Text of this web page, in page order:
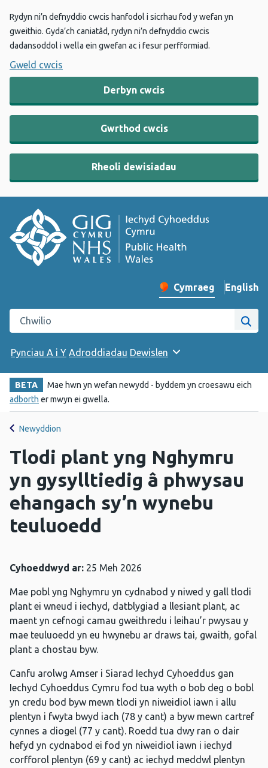
Rydyn ni’n defnyddio cwcis hanfodol i sicrhau fod y wefan yn
gweithio. Gyda’ch caniatâd, rydyn ni’n defnyddio cwcis
dadansoddol i wella ein gwefan ac i fesur perfformiad.
Gweld cwcis
Derbyn cwcis
Gwrthod cwcis
Rheoli dewisiadau
Newid iaith y wefan
Cymraeg English
–
Chwilio gwefan Iechyd Cyhoeddus Cymru
Pynciau A i Y Adroddiadau Dewislen
BETA
Mae hwn yn wefan newydd - byddem yn croesawu eich
adborth er mwyn ei gwella.
Newyddion
Tlodi plant yng Nghymru
yn gysylltiedig â phwysau
ehangach sy’n wynebu
teuluoedd
Cyhoeddwyd ar: 25 Meh 2026
Mae pobl yng Nghymru yn cydnabod y niwed y gall tlodi
plant ei wneud i iechyd, datblygiad a llesiant plant, ac
maent yn cefnogi camau gweithredu i leihau’r pwysau y
mae teuluoedd yn eu hwynebu ar draws tai, gwaith, gofal
plant a chostau byw.
Canfu arolwg Amser i Siarad Iechyd Cyhoeddus gan
Iechyd Cyhoeddus Cymru fod tua wyth o bob deg o bobl
yn credu bod byw mewn tlodi yn niweidiol iawn i allu
plentyn i fwyta bwyd iach (78 y cant) a byw mewn cartref
cynnes a diogel (77 y cant). Roedd tua dwy ran o dair
hefyd yn cydnabod ei fod yn niweidiol iawn i iechyd
corfforol plentyn (69 y cant) ac iechyd meddwl plentyn